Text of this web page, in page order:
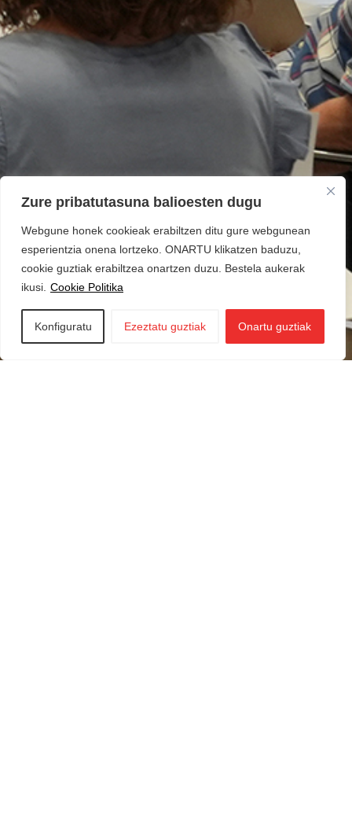
Zure pribatutasuna balioesten dugu
Webgune honek cookieak erabiltzen ditu gure webgunean
esperientzia onena lortzeko. ONARTU klikatzen baduzu,
cookie guztiak erabiltzea onartzen duzu. Bestela aukerak
ikusi. Cookie Politika
Konfiguratu Ezeztatu guztiak Onartu guztiak